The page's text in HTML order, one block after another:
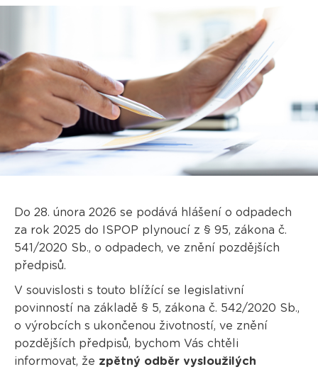
Do 28. února 2026 se podává hlášení o odpadech
za rok 2025 do ISPOP plynoucí z § 95, zákona č.
541/2020 Sb., o odpadech, ve znění pozdějších
předpisů.
V souvislosti s touto blížící se legislativní
povinností na základě § 5, zákona č. 542/2020 Sb.,
o výrobcích s ukončenou životností, ve znění
pozdějších předpisů, bychom Vás chtěli
informovat, že zpětný odběr vysloužilých